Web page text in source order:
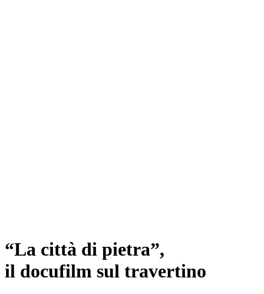
“La città di pietra”,
il docufilm sul travertino